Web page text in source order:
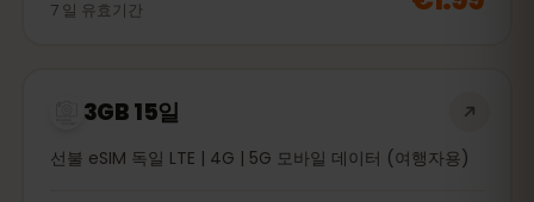
7 일 유효기간
3GB 15일
선불 eSIM 독일 LTE | 4G | 5G 모바일 데이터 (여행자용)